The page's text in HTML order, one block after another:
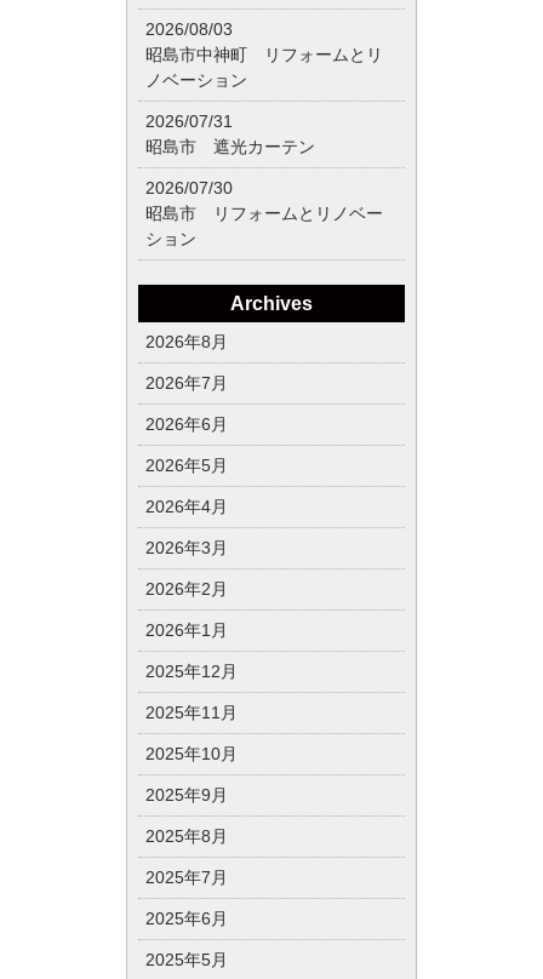
2026/08/03
昭島市中神町 リフォームとリ
ノベーション
2026/07/31
昭島市 遮光カーテン
2026/07/30
昭島市 リフォームとリノベー
ション
Archives
2026年8月
2026年7月
2026年6月
2026年5月
2026年4月
2026年3月
2026年2月
2026年1月
2025年12月
2025年11月
2025年10月
2025年9月
2025年8月
2025年7月
2025年6月
2025年5月